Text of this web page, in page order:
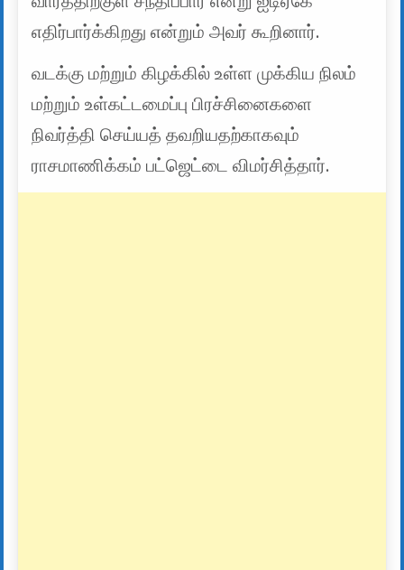
எதிர்பார்க்கிறது என்றும் அவர் கூறினார்.
வடக்கு மற்றும் கிழக்கில் உள்ள முக்கிய நிலம்
மற்றும் உள்கட்டமைப்பு பிரச்சினைகளை
நிவர்த்தி செய்யத் தவறியதற்காகவும்
ராசமாணிக்கம் பட்ஜெட்டை விமர்சித்தார்.